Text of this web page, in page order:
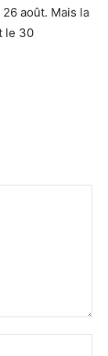
août. Mais la
le 30